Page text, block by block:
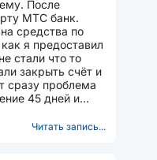
После
МТС банк.
средства по
я предоставил
стали что то
закрыть счёт и
сразу проблема
45 дней и
Читать запись...